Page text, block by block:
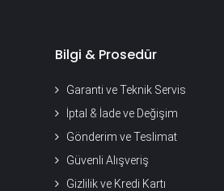
Bilgi & Prosedür
Garanti ve Teknik Servis
İptal & İade ve Değişim
Gönderim ve Teslimat
Güvenli Alışveriş
Gizlilik ve Kredi Kartı